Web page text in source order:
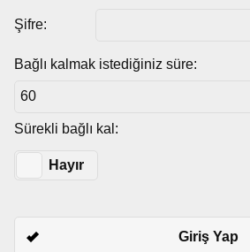
Şifre:
Bağlı kalmak istediğiniz süre:
Sürekli bağlı kal:
Hayır
Giriş Yap